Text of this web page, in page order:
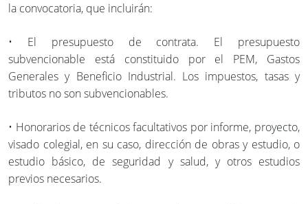
la convocatoria, que incluirán:
• El presupuesto de contrata. El presupuesto
subvencionable está constituido por el PEM, Gastos
Generales y Beneficio Industrial. Los impuestos, tasas y
tributos no son subvencionables.
• Honorarios de técnicos facultativos por informe, proyecto,
visado colegial, en su caso, dirección de obras y estudio, o
estudio básico, de seguridad y salud, y otros estudios
previos necesarios.